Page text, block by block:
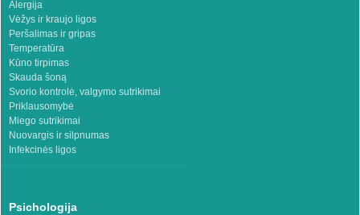
Alergija
Vėžys ir kraujo ligos
Peršalimas ir gripas
Temperatūra
Kūno tirpimas
Skauda šoną
Svorio kontrolė, valgymo sutrikimai
Priklausomybė
Miego sutrikimai
Nuovargis ir silpnumas
Infekcinės ligos
Psichologija